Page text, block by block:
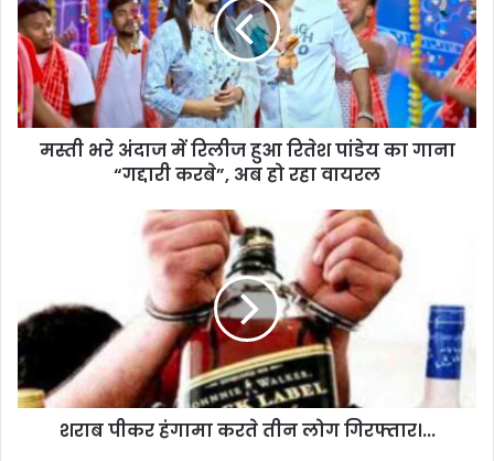
मस्ती भरे अंदाज में रिलीज हुआ रितेश पांडेय का गाना
“गद्दारी करबे”, अब हो रहा वायरल
शराब पीकर हंगामा करते तीन लोग गिरफ्तार।...